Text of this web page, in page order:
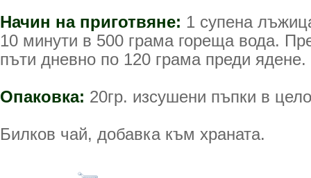
Начин на приготвяне: 1 супена
10 минути в 500 грама гореща вода.
пъти дневно по 120 грама преди ядене.
Опаковка: 20гр. изсушени пъпки в
Билков чай, добавка към храната.